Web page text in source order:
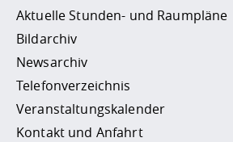
Aktuelle Stunden- und Raumpläne
Bildarchiv
Newsarchiv
Telefonverzeichnis
Veranstaltungskalender
Kontakt und Anfahrt